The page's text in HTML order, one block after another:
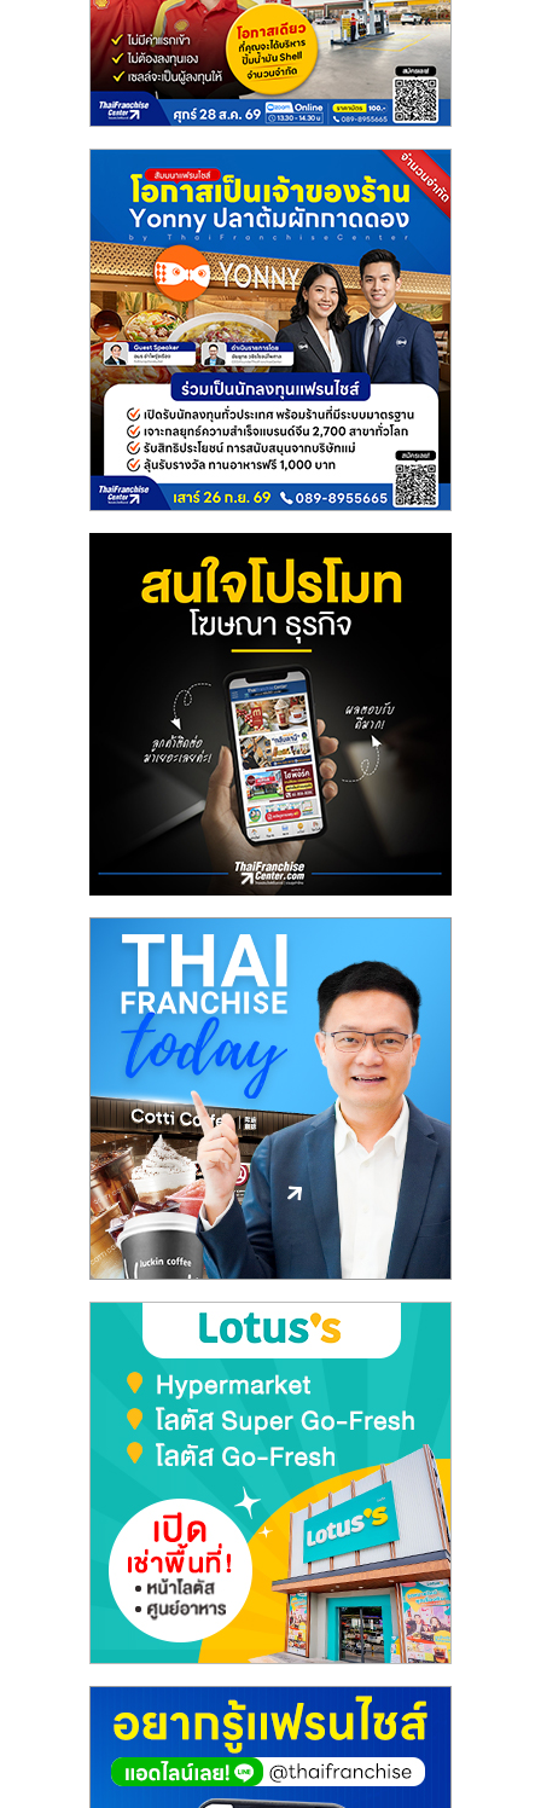
ไชส์
ขาย
ไชส์
แฟ
ไชส์
ลงทุน
น้อย
คืน
ปรึกษา
การ
ลงทุน
ขยาย
แฟ
ไชส์,